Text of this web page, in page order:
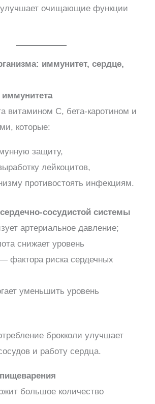
очищающие функции
иммунитет, сердце,
иммунитета
витамином C, бета-каротином и
которые:
защиту,
лейкоцитов,
противостоять инфекциям.
сосудистой системы
артериальное давление;
снижает уровень
фактора риска сердечных
уменьшить уровень
брокколи улучшает
и работу сердца.
большое количество